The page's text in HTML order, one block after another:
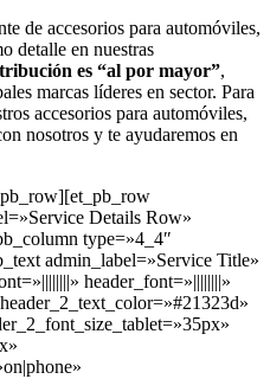
de accesorios para automóviles,
detalle en nuestras
es “al por mayor”,
marcas líderes en sector. Para
accesorios para automóviles,
nosotros y te ayudaremos en
Details Row»
type=»4_4″
admin_label=»Service Title»
header_font=»||||||||»